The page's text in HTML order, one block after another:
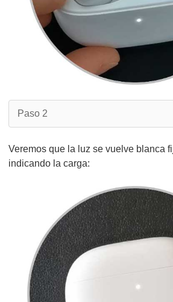
Paso 2
Veremos que la luz se vuelve blanca
indicando la carga: